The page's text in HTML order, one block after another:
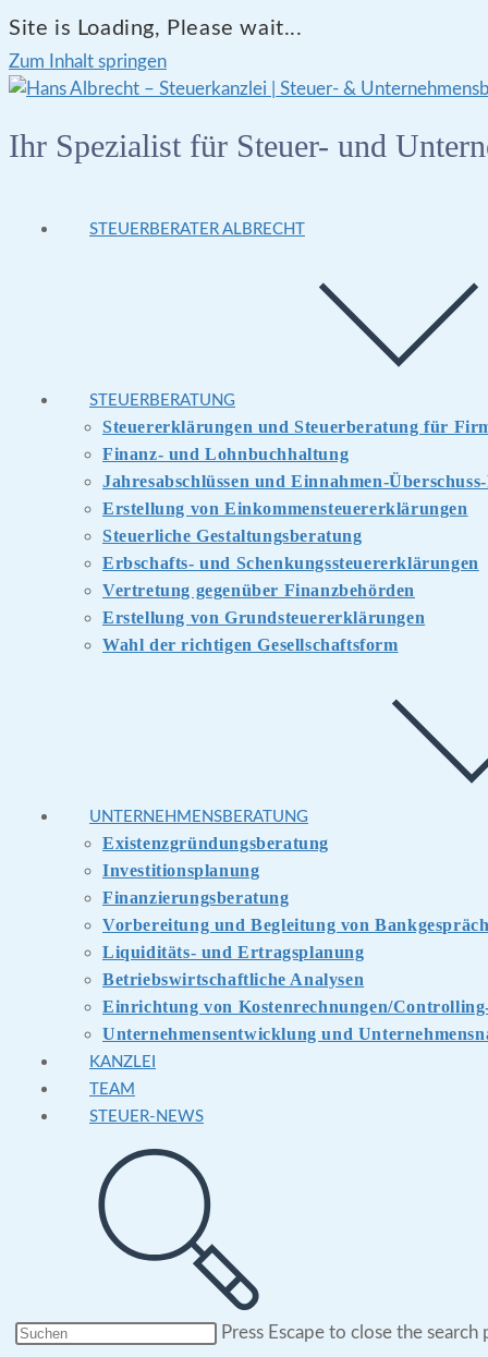
Site is Loading, Please wait...
Zum Inhalt springen
Ihr Spezialist für Steuer- und
STEUERBERATER ALBRECHT
STEUERBERATUNG
Steuererklärungen und Steuerberatung für
Finanz- und Lohnbuchhaltung
Jahresabschlüssen und Einnahmen-
Erstellung von Einkommensteuererklärungen
Steuerliche Gestaltungsberatung
Erbschafts- und Schenkungssteuererklärungen
Vertretung gegenüber Finanzbehörden
Erstellung von Grundsteuererklärungen
Wahl der richtigen Gesellschaftsform
UNTERNEHMENSBERATUNG
Existenzgründungsberatung
Investitionsplanung
Finanzierungsberatung
Vorbereitung und Begleitung von
Liquiditäts- und Ertragsplanung
Betriebswirtschaftliche Analysen
Einrichtung von Kostenrechnungen/
Unternehmensentwicklung und
KANZLEI
TEAM
STEUER-NEWS
Press Escape to close the search